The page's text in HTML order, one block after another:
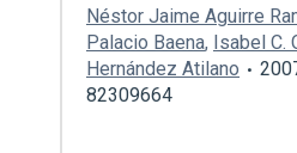
Néstor Jaime Aguirre
Palacio Baena, Isabel C.
Hernández Atilano
82309664